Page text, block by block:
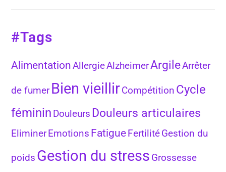
#Tags
Alimentation AllergieAlzheimerArgileArrêter
de fumer Bien vieillirCompétition Cycle
féminin Douleurs Douleurs articulaires
Eliminer Emotions Fatigue FertilitéGestion du
poids Gestion du stress Grossesse